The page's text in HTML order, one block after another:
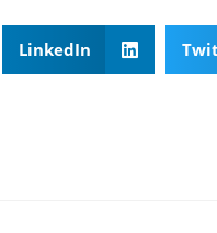
LinkedIn